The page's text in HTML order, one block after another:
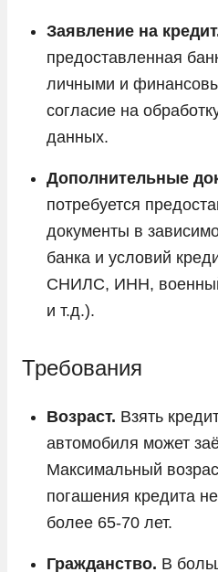
Заявление на
предоставленная
личными и
согласие на
данных.
Дополнительные
потребуется
документы в
банка и условий
СНИЛС, ИНН,
и т.д.).
Требования
Возраст. Взять
автомобиля может
Максимальный
погашения кредита
более 65-70 лет.
Гражданство. В